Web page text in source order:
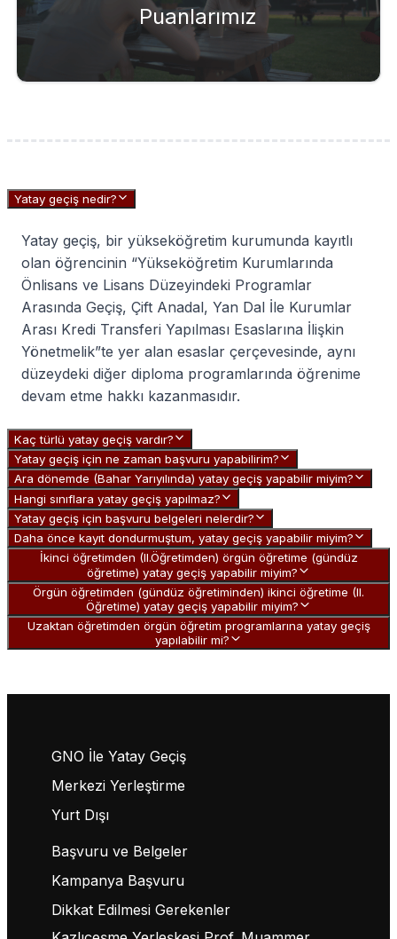
Puanlarımız
Yatay geçiş nedir?
Yatay geçiş, bir yükseköğretim kurumunda kayıtlı
olan öğrencinin “Yükseköğretim Kurumlarında
Önlisans ve Lisans Düzeyindeki Programlar
Arasında Geçiş, Çift Anadal, Yan Dal İle Kurumlar
Arası Kredi Transferi Yapılması Esaslarına İlişkin
Yönetmelik”te yer alan esaslar çerçevesinde, aynı
düzeydeki diğer diploma programlarında öğrenime
devam etme hakkı kazanmasıdır.
Kaç türlü yatay geçiş vardır?
Yatay geçiş için ne zaman başvuru yapabilirim?
Ara dönemde (Bahar Yarıyılında) yatay geçiş yapabilir miyim?
Hangi sınıflara yatay geçiş yapılmaz?
Yatay geçiş için başvuru belgeleri nelerdir?
Daha önce kayıt dondurmuştum, yatay geçiş yapabilir miyim?
İkinci öğretimden (II.Öğretimden) örgün öğretime (gündüz
öğretime) yatay geçiş yapabilir miyim?
Örgün öğretimden (gündüz öğretiminden) ikinci öğretime (II.
Öğretime) yatay geçiş yapabilir miyim?
Uzaktan öğretimden örgün öğretim programlarına yatay geçiş
yapılabilir mi?
GNO İle Yatay Geçiş
Merkezi Yerleştirme
Yurt Dışı
Başvuru ve Belgeler
Kampanya Başvuru
Dikkat Edilmesi Gerekenler